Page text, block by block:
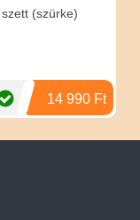
990 Ft